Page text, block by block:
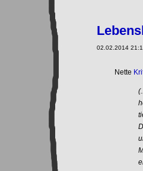
02.02.2014
Nette